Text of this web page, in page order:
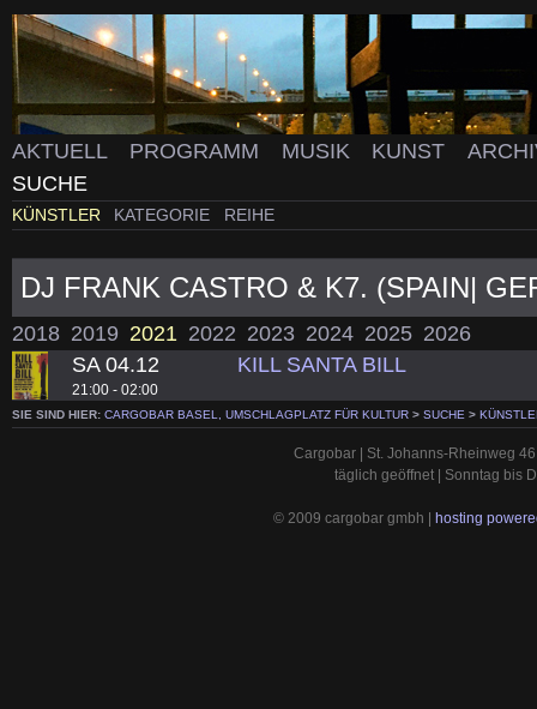
AKTUELL PROGRAMM MUSIK KUNST
SUCHE
KÜNSTLER KATEGORIE REIHE
DJ FRANK CASTRO & K7. (SPAIN|
2018 2019 2021 2022 2023 2024 2025 2026
SA 04.12
21:00 - 02:00
KILL SANTA BILL
SIE SIND HIER: CARGOBAR BASEL, UMSCHLAGPLATZ FÜR KULTUR > SUCHE >
Cargobar | St. Johanns-Rheinweg
täglich geöffnet | Sonntag bis
© 2009 cargobar gmbh | hosting